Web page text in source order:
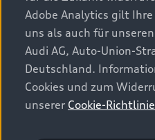
Adobe Analytics gilt
uns als auch für
Audi AG, Auto-Union-
Deutschland.
Cookies und zum
unserer Cookie-Richtlinie